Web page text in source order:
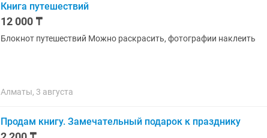
Книга путешествий
12 000 ₸
Блокнот путешествий Можно раскрасить, фотографии наклеить
Алматы, 3 августа
Продам книгу. Замечательный подарок к празднику